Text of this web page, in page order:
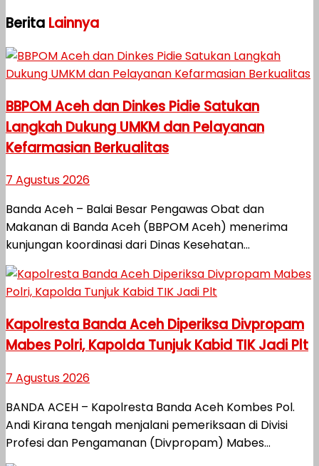
Berita Lainnya
BBPOM Aceh dan Dinkes Pidie Satukan
Langkah Dukung UMKM dan Pelayanan
Kefarmasian Berkualitas
7 Agustus 2026
Banda Aceh – Balai Besar Pengawas Obat dan
Makanan di Banda Aceh (BBPOM Aceh) menerima
kunjungan koordinasi dari Dinas Kesehatan...
Kapolresta Banda Aceh Diperiksa Divpropam
Mabes Polri, Kapolda Tunjuk Kabid TIK Jadi Plt
7 Agustus 2026
BANDA ACEH – Kapolresta Banda Aceh Kombes Pol.
Andi Kirana tengah menjalani pemeriksaan di Divisi
Profesi dan Pengamanan (Divpropam) Mabes...